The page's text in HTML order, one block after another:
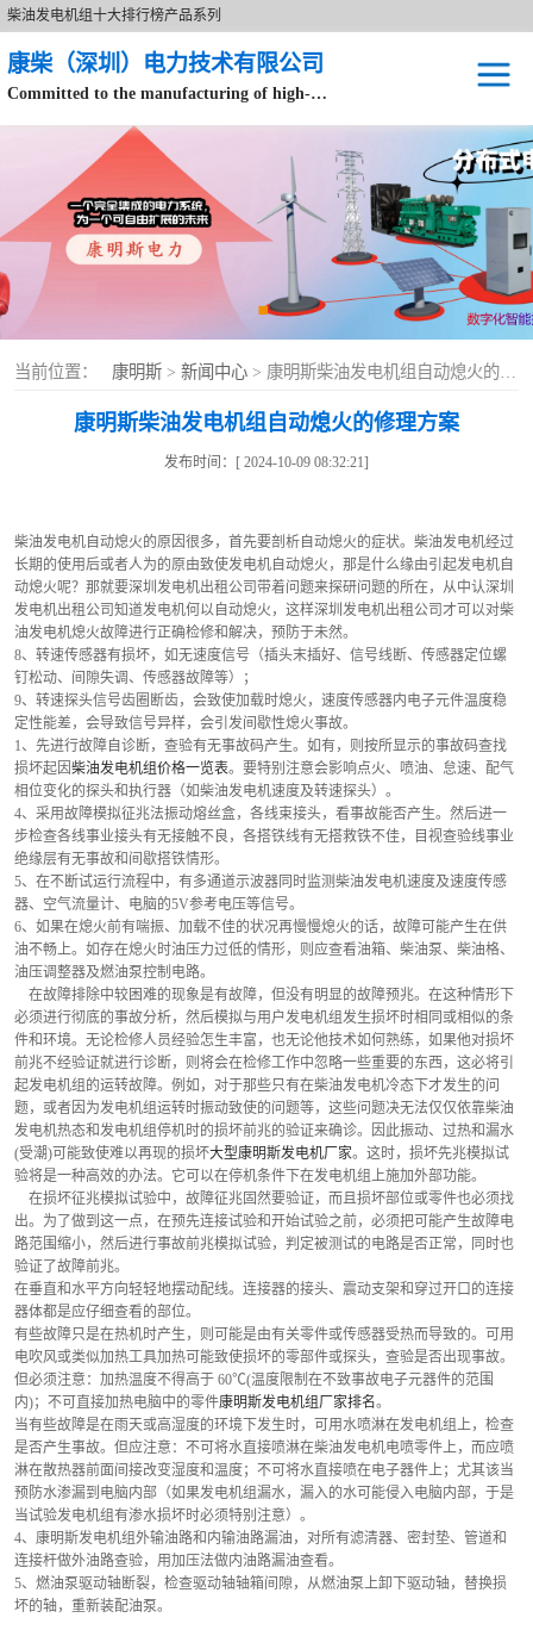
柴油发电机组十大排行榜产品系列
康柴（深圳）电力技术有限公司
Committed to the manufacturing of high-end brand diesel generator sets.
当前位置： 康明斯 > 新闻中心 > 康明斯柴油发电机组自动熄火的修理方案
康明斯柴油发电机组自动熄火的修理方案
发布时间：[ 2024-10-09 08:32:21]
柴油发电机自动熄火的原因很多，首先要剖析自动熄火的症状。柴油发电机经过
长期的使用后或者人为的原由致使发电机自动熄火，那是什么缘由引起发电机自
动熄火呢？那就要深圳发电机出租公司带着问题来探研问题的所在，从中认深圳
发电机出租公司知道发电机何以自动熄火，这样深圳发电机出租公司才可以对柴
油发电机熄火故障进行正确检修和解决，预防于未然。
8、转速传感器有损坏，如无速度信号（插头末插好、信号线断、传感器定位螺
钉松动、间隙失调、传感器故障等）；
9、转速探头信号齿圈断齿，会致使加载时熄火，速度传感器内电子元件温度稳
定性能差，会导致信号异样，会引发间歇性熄火事故。
1、先进行故障自诊断，查验有无事故码产生。如有，则按所显示的事故码查找
损坏起因柴油发电机组价格一览表。要特别注意会影响点火、喷油、怠速、配气
相位变化的探头和执行器（如柴油发电机速度及转速探头）。
4、采用故障模拟征兆法振动熔丝盒，各线束接头，看事故能否产生。然后进一
步检查各线事业接头有无接触不良，各搭铁线有无搭救铁不佳，目视查验线事业
绝缘层有无事故和间歇搭铁情形。
5、在不断试运行流程中，有多通道示波器同时监测柴油发电机速度及速度传感
器、空气流量计、电脑的5V参考电压等信号。
6、如果在熄火前有喘振、加载不佳的状况再慢慢熄火的话，故障可能产生在供
油不畅上。如存在熄火时油压力过低的情形，则应查看油箱、柴油泵、柴油格、
油压调整器及燃油泵控制电路。
在故障排除中较困难的现象是有故障，但没有明显的故障预兆。在这种情形下
必须进行彻底的事故分析，然后模拟与用户发电机组发生损坏时相同或相似的条
件和环境。无论检修人员经验怎生丰富，也无论他技术如何熟练，如果他对损坏
前兆不经验证就进行诊断，则将会在检修工作中忽略一些重要的东西，这必将引
起发电机组的运转故障。例如，对于那些只有在柴油发电机冷态下才发生的问
题，或者因为发电机组运转时振动致使的问题等，这些问题决无法仅仅依靠柴油
发电机热态和发电机组停机时的损坏前兆的验证来确诊。因此振动、过热和漏水
(受潮)可能致使难以再现的损坏大型康明斯发电机厂家。这时，损坏先兆模拟试
验将是一种高效的办法。它可以在停机条件下在发电机组上施加外部功能。
在损坏征兆模拟试验中，故障征兆固然要验证，而且损坏部位或零件也必须找
出。为了做到这一点，在预先连接试验和开始试验之前，必须把可能产生故障电
路范围缩小，然后进行事故前兆模拟试验，判定被测试的电路是否正常，同时也
验证了故障前兆。
在垂直和水平方向轻轻地摆动配线。连接器的接头、震动支架和穿过开口的连接
器体都是应仔细查看的部位。
有些故障只是在热机时产生，则可能是由有关零件或传感器受热而导致的。可用
电吹风或类似加热工具加热可能致使损坏的零部件或探头，查验是否出现事故。
但必须注意：加热温度不得高于 60℃(温度限制在不致事故电子元器件的范围
内)；不可直接加热电脑中的零件康明斯发电机组厂家排名。
当有些故障是在雨天或高湿度的环境下发生时，可用水喷淋在发电机组上，检查
是否产生事故。但应注意：不可将水直接喷淋在柴油发电机电喷零件上，而应喷
淋在散热器前面间接改变湿度和温度；不可将水直接喷在电子器件上；尤其该当
预防水渗漏到电脑内部（如果发电机组漏水，漏入的水可能侵入电脑内部，于是
当试验发电机组有渗水损坏时必须特别注意）。
4、康明斯发电机组外输油路和内输油路漏油，对所有滤清器、密封垫、管道和
连接杆做外油路查验，用加压法做内油路漏油查看。
5、燃油泵驱动轴断裂，检查驱动轴轴箱间隙，从燃油泵上卸下驱动轴，替换损
坏的轴，重新装配油泵。
静音型
移动电站
康明斯配件